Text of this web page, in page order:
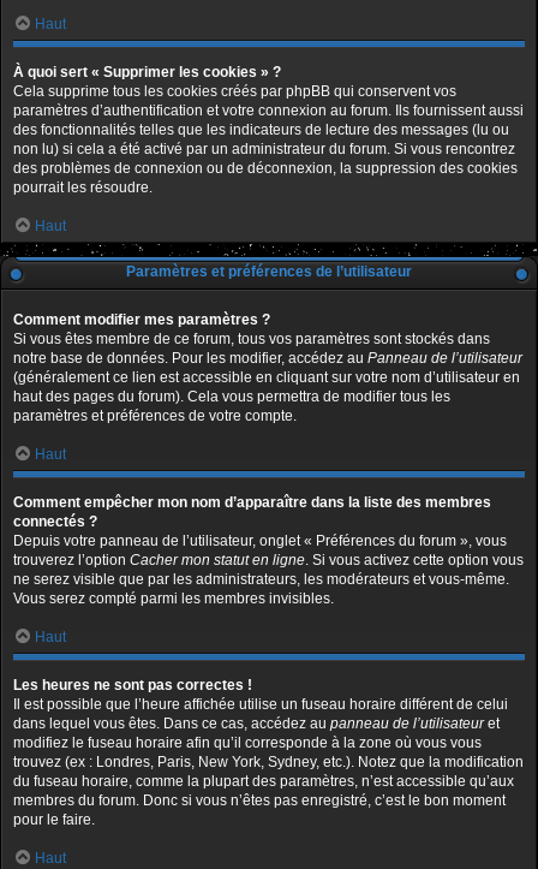
Haut
À quoi sert « Supprimer les cookies » ?
Cela supprime tous les cookies créés par phpBB qui conservent vos
paramètres d’authentification et votre connexion au forum. Ils fournissent aussi
des fonctionnalités telles que les indicateurs de lecture des messages (lu ou
non lu) si cela a été activé par un administrateur du forum. Si vous rencontrez
des problèmes de connexion ou de déconnexion, la suppression des cookies
pourrait les résoudre.
Haut
Paramètres et préférences de l’utilisateur
Comment modifier mes paramètres ?
Si vous êtes membre de ce forum, tous vos paramètres sont stockés dans
notre base de données. Pour les modifier, accédez au Panneau de l’utilisateur
(généralement ce lien est accessible en cliquant sur votre nom d’utilisateur en
haut des pages du forum). Cela vous permettra de modifier tous les
paramètres et préférences de votre compte.
Haut
Comment empêcher mon nom d’apparaître dans la liste des membres
connectés ?
Depuis votre panneau de l’utilisateur, onglet « Préférences du forum », vous
trouverez l’option Cacher mon statut en ligne. Si vous activez cette option vous
ne serez visible que par les administrateurs, les modérateurs et vous-même.
Vous serez compté parmi les membres invisibles.
Haut
Les heures ne sont pas correctes !
Il est possible que l’heure affichée utilise un fuseau horaire différent de celui
dans lequel vous êtes. Dans ce cas, accédez au panneau de l’utilisateuret
modifiez le fuseau horaire afin qu’il corresponde à la zone où vous vous
trouvez (ex : Londres, Paris, New York, Sydney, etc.). Notez que la modification
du fuseau horaire, comme la plupart des paramètres, n’est accessible qu’aux
membres du forum. Donc si vous n’êtes pas enregistré, c’est le bon moment
pour le faire.
Haut